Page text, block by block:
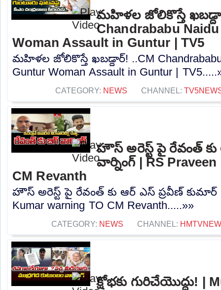
మహిళల జోలికొస్తే
Chandrababu
Woman Assault in Guntur | TV5
మహిళల జోలికొస్తే ఖబడ్దార్! ..CM Chandrababu
Guntur Woman Assault in Guntur |
CATEGORY: NEWS CHANNEL:
హౌస్ అరెస్ట్ పై రేవంత్
వార్నింగ్ | RS
CM Revanth
హౌస్ అరెస్ట్ పై రేవంత్ కు ఆర్ ఎస్ ప్రవీణ్ కుమార్
Kumar warning TO CM Revanth.....»»
CATEGORY: NEWS CHANNEL:
క్షోభకు గురిచేయొద్దు! |